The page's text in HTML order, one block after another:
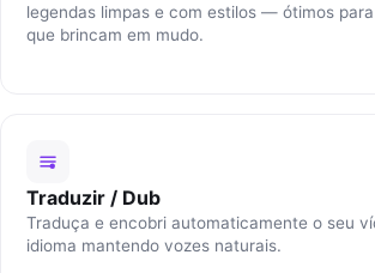
legendas limpas e com estilos — ótimos
que brincam em mudo.
Traduzir / Dub
Traduça e encobri automaticamente o seu
idioma mantendo vozes naturais.